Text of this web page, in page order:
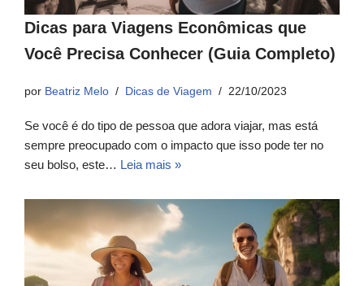
Dicas para Viagens Econômicas que
Você Precisa Conhecer (Guia Completo)
por Beatriz Melo Dicas de Viagem 22/10/2023
Se você é do tipo de pessoa que adora viajar, mas está
sempre preocupado com o impacto que isso pode ter no
seu bolso, este… Leia mais »